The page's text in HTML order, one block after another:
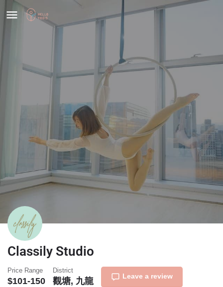
Classily Studio
Price Range
$101-150
District
觀塘, 九龍 Leave a review